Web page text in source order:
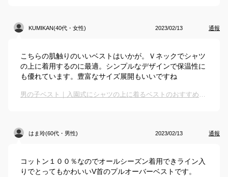
KUMIKAN(40代・女性) 2023/02/13 通報
こちらの肌触りのいいベストはいかが。Ｖネックでシャツ
の上に着用するのに最適。シンプルなデザインで保温性に
も優れています。豊富なサイズ展開もいいですね
男の子ベスト｜入園式にシャツの上に着るベストのおすすめは？
はま玲(60代・男性) 2023/02/13 通報
コットン１００％なのでオールシーズン着用できライン入
りでとってもかわいいV首のプルオーバーベストです。